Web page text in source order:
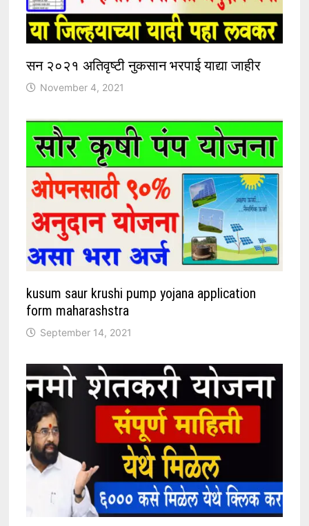
सन २०२१ अतिवृष्टी नुकसान भरपाई याद्या जाहीर
November 4, 2021
kusum saur krushi pump yojana application
form maharashstra
September 14, 2021